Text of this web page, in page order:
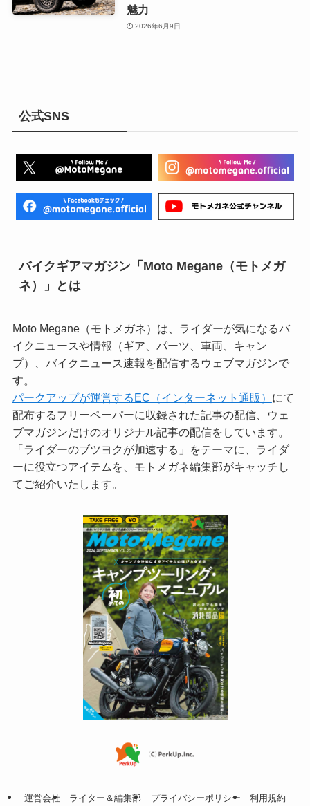
魅力
2026年6月9日
公式SNS
バイクギアマガジン「Moto Megane（モトメガ
ネ）」とは
Moto Megane（モトメガネ）は、ライダーが気になるバ
イクニュースや情報（ギア、パーツ、車両、キャン
プ）、バイクニュース速報を配信するウェブマガジンで
す。
パークアップが運営するEC（インターネット通販） にて
配布するフリーペーパーに収録された記事の配信、ウェ
ブマガジンだけのオリジナル記事の配信をしています。
「ライダーのブツヨクが加速する」をテーマに、ライダ
ーに役立つアイテムを、モトメガネ編集部がキャッチし
てご紹介いたします。
運営会社 ライター＆編集部 プライバシーポリシー 利用規約